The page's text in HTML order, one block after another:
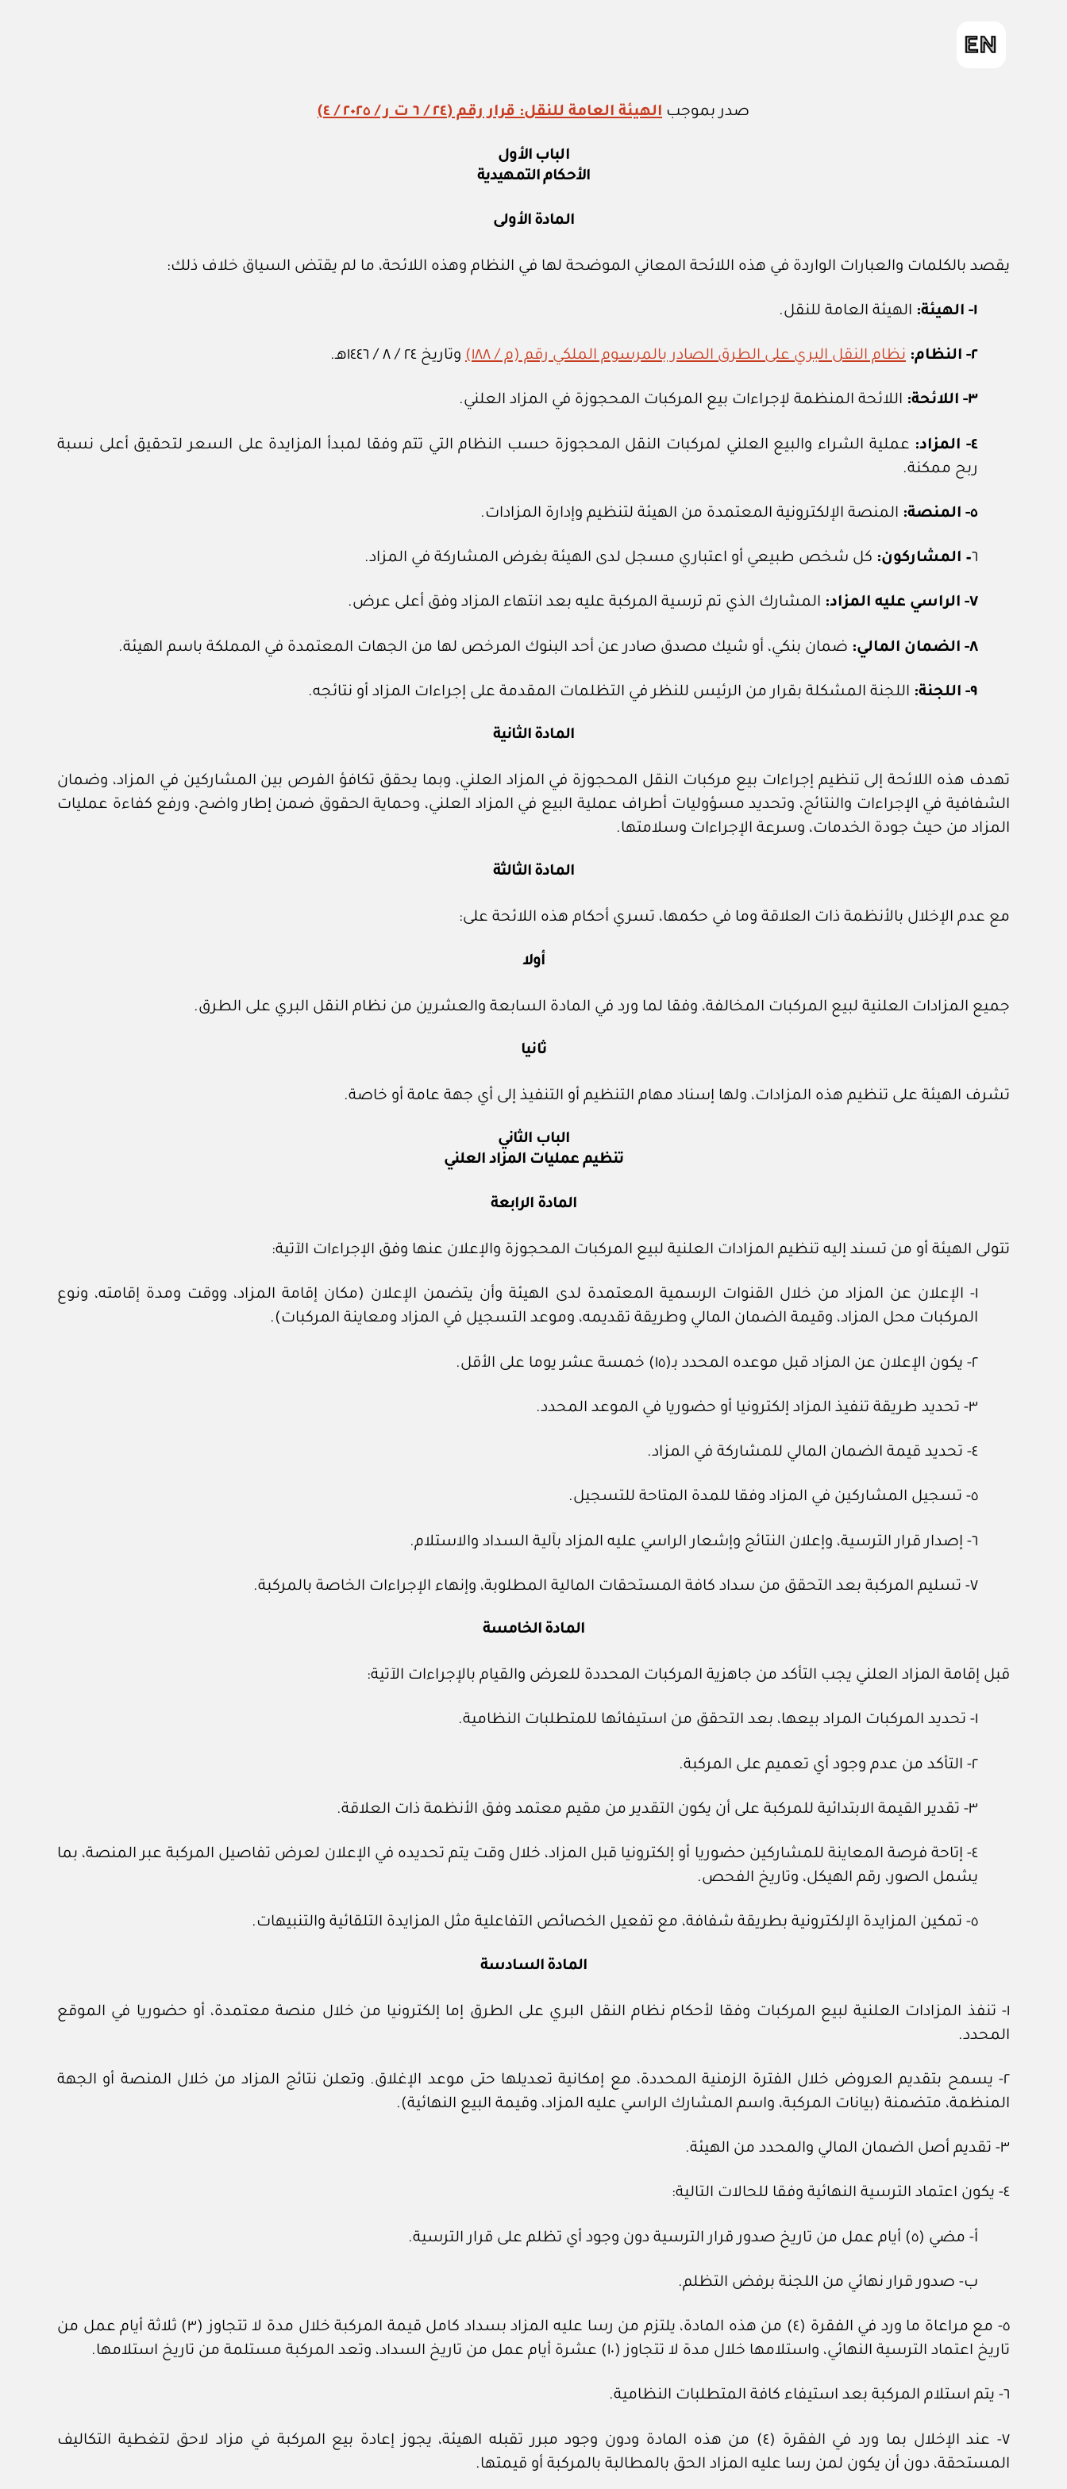
صدر بموجب الهيئة العامة للنقل: قرار رقم (٢٤ / ٦ ت ر / ٢٠٢٥ / ٤)
الباب الأول
الأحكام التمهيدية
المادة الأولى
يقصد بالكلمات والعبارات الواردة في هذه اللائحة المعاني الموضحة لها في النظام وهذه اللائحة، ما لم يقتض السياق خلاف ذلك:
١- الهيئة: الهيئة العامة للنقل.
٢- النظام: نظام النقل البري على الطرق الصادر بالمرسوم الملكي رقم (م / ١٨٨) وتاريخ ٢٤ / ٨ / ١٤٤٦هـ.
٣- اللائحة: اللائحة المنظمة لإجراءات بيع المركبات المحجوزة في المزاد العلني.
٤- المزاد:
عملية الشراء والبيع العلني لمركبات النقل المحجوزة حسب النظام التي تتم وفقا لمبدأ المزايدة على السعر لتحقيق أعلى نسبة
ربح ممكنة.
٥- المنصة: المنصة الإلكترونية المعتمدة من الهيئة لتنظيم وإدارة المزادات.
٦– المشاركون: كل شخص طبيعي أو اعتباري مسجل لدى الهيئة بغرض المشاركة في المزاد.
٧- الراسي عليه المزاد: المشارك الذي تم ترسية المركبة عليه بعد انتهاء المزاد وفق أعلى عرض.
٨- الضمان المالي: ضمان بنكي، أو شيك مصدق صادر عن أحد البنوك المرخص لها من الجهات المعتمدة في المملكة باسم الهيئة.
٩- اللجنة: اللجنة المشكلة بقرار من الرئيس للنظر في التظلمات المقدمة على إجراءات المزاد أو نتائجه.
المادة الثانية
تهدف هذه اللائحة إلى تنظيم إجراءات بيع مركبات النقل المحجوزة في المزاد العلني، وبما يحقق تكافؤ الفرص بين المشاركين في المزاد، وضمان
الشفافية في الإجراءات والنتائج، وتحديد مسؤوليات أطراف عملية البيع في المزاد العلني، وحماية الحقوق ضمن إطار واضح، ورفع كفاءة عمليات
المزاد من حيث جودة الخدمات، وسرعة الإجراءات وسلامتها.
المادة الثالثة
مع عدم الإخلال بالأنظمة ذات العلاقة وما في حكمها، تسري أحكام هذه اللائحة على:
أولا
جميع المزادات العلنية لبيع المركبات المخالفة، وفقا لما ورد في المادة السابعة والعشرين من نظام النقل البري على الطرق.
ثانيا
تشرف الهيئة على تنظيم هذه المزادات، ولها إسناد مهام التنظيم أو التنفيذ إلى أي جهة عامة أو خاصة.
الباب الثاني
تنظيم عمليات المزاد العلني
المادة الرابعة
تتولى الهيئة أو من تسند إليه تنظيم المزادات العلنية لبيع المركبات المحجوزة والإعلان عنها وفق الإجراءات الآتية:
١- الإعلان عن المزاد من خلال القنوات الرسمية المعتمدة لدى الهيئة وأن يتضمن الإعلان (مكان إقامة المزاد، ووقت ومدة إقامته، ونوع
المركبات محل المزاد، وقيمة الضمان المالي وطريقة تقديمه، وموعد التسجيل في المزاد ومعاينة المركبات).
٢- يكون الإعلان عن المزاد قبل موعده المحدد بـ(١٥) خمسة عشر يوما على الأقل.
٣- تحديد طريقة تنفيذ المزاد إلكترونيا أو حضوريا في الموعد المحدد.
٤- تحديد قيمة الضمان المالي للمشاركة في المزاد.
٥- تسجيل المشاركين في المزاد وفقا للمدة المتاحة للتسجيل.
٦- إصدار قرار الترسية، وإعلان النتائج وإشعار الراسي عليه المزاد بآلية السداد والاستلام.
٧- تسليم المركبة بعد التحقق من سداد كافة المستحقات المالية المطلوبة، وإنهاء الإجراءات الخاصة بالمركبة.
المادة الخامسة
قبل إقامة المزاد العلني يجب التأكد من جاهزية المركبات المحددة للعرض والقيام بالإجراءات الآتية:
١- تحديد المركبات المراد بيعها، بعد التحقق من استيفائها للمتطلبات النظامية.
٢- التأكد من عدم وجود أي تعميم على المركبة.
٣- تقدير القيمة الابتدائية للمركبة على أن يكون التقدير من مقيم معتمد وفق الأنظمة ذات العلاقة.
٤- إتاحة فرصة المعاينة للمشاركين حضوريا أو إلكترونيا قبل المزاد، خلال وقت يتم تحديده في الإعلان لعرض تفاصيل المركبة عبر المنصة، بما
يشمل الصور، رقم الهيكل، وتاريخ الفحص.
٥- تمكين المزايدة الإلكترونية بطريقة شفافة، مع تفعيل الخصائص التفاعلية مثل المزايدة التلقائية والتنبيهات.
المادة السادسة
١- تنفذ المزادات العلنية لبيع المركبات وفقا لأحكام نظام النقل البري على الطرق إما إلكترونيا من خلال منصة معتمدة، أو حضوريا في الموقع
المحدد.
٢- يسمح بتقديم العروض خلال الفترة الزمنية المحددة، مع إمكانية تعديلها حتى موعد الإغلاق. وتعلن نتائج المزاد من خلال المنصة أو الجهة
المنظمة، متضمنة (بيانات المركبة، واسم المشارك الراسي عليه المزاد، وقيمة البيع النهائية).
٣- تقديم أصل الضمان المالي والمحدد من الهيئة.
٤- يكون اعتماد الترسية النهائية وفقا للحالات التالية:
أ- مضي (٥) أيام عمل من تاريخ صدور قرار الترسية دون وجود أي تظلم على قرار الترسية.
ب- صدور قرار نهائي من اللجنة برفض التظلم.
٥- مع مراعاة ما ورد في الفقرة (٤) من هذه المادة، يلتزم من رسا عليه المزاد بسداد كامل قيمة المركبة خلال مدة لا تتجاوز (٣) ثلاثة أيام عمل من
تاريخ اعتماد الترسية النهائي، واستلامها خلال مدة لا تتجاوز (١٠) عشرة أيام عمل من تاريخ السداد، وتعد المركبة مستلمة من تاريخ استلامها.
٦- يتم استلام المركبة بعد استيفاء كافة المتطلبات النظامية.
٧- عند الإخلال بما ورد في الفقرة (٤) من هذه المادة ودون وجود مبرر تقبله الهيئة، يجوز إعادة بيع المركبة في مزاد لاحق لتغطية التكاليف
المستحقة، دون أن يكون لمن رسا عليه المزاد الحق بالمطالبة بالمركبة أو قيمتها.